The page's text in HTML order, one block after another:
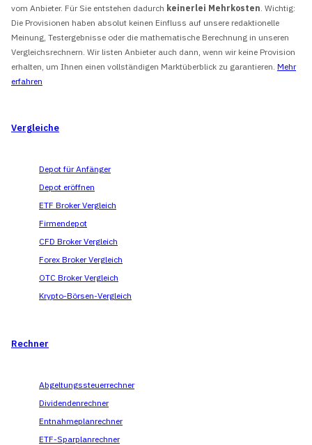
vom Anbieter. Für Sie entstehen dadurch keinerlei Mehrkosten. Wichtig:
Die Provisionen haben absolut keinen Einfluss auf unsere redaktionelle
Meinung, Testergebnisse oder die mathematische Berechnung in unseren
Vergleichsrechnern. Wir listen Anbieter auch dann, wenn wir keine Provision
erhalten, um Ihnen einen vollständigen Marktüberblick zu garantieren. Mehr
erfahren
Vergleiche
Depot für Anfänger
Depot eröffnen
ETF Broker Vergleich
Firmendepot
CFD Broker Vergleich
Forex Broker Vergleich
OTC Broker Vergleich
Krypto-Börsen-Vergleich
Rechner
Abgeltungssteuerrechner
Dividendenrechner
Entnahmeplanrechner
ETF-Sparplanrechner